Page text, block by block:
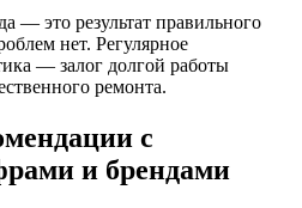
— это результат правильного
нет. Регулярное
— залог долгой работы
ремонта.
с
и брендами